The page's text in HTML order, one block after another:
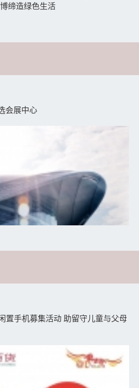
缔造绿色生活
会展中心
置手机募集活动 助留守儿童与父母